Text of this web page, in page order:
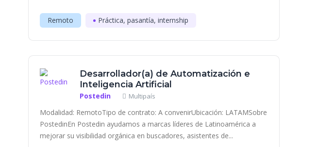
Remoto Práctica, pasantía, internship
Desarrollador(a) de Automatización e
Inteligencia Artificial
Postedin Multipaís
Modalidad: RemotoTipo de contrato: A convenirUbicación: LATAMSobre
PostedinEn Postedin ayudamos a marcas líderes de Latinoamérica a
mejorar su visibilidad orgánica en buscadores, asistentes de...